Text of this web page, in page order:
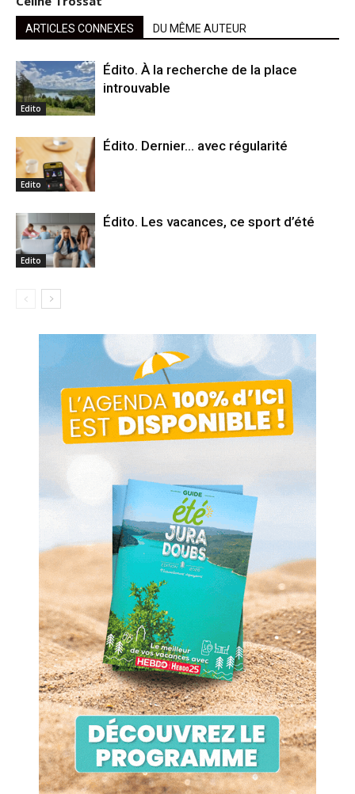
ARTICLES CONNEXES DU MÊME AUTEUR
Edito
Édito. À la recherche de la place
introuvable
Edito
Édito. Dernier… avec régularité
Edito
Édito. Les vacances, ce sport d’été